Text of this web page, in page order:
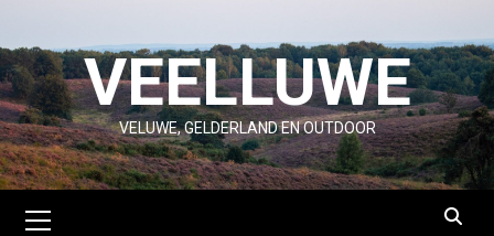
content
VEELLUWE
VELUWE, GELDERLAND EN OUTDOOR
Menu